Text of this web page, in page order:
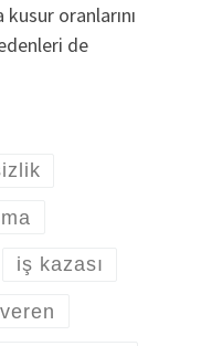
oranlarını
de
iş kazası